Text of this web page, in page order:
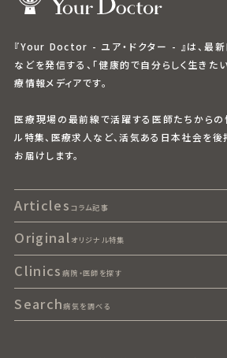
『Your Doctor - ユア・ドクター - 』は、最
などを発信する、「健康的で自分らしく生きた
療情報メディアです。
医療現場の最前線で活躍する医師たちからの
ル特集、医療求人など、活気ある日本社会を後
お届けします。
Articles コラム記事
Original オリジナル特集
Clinics 病院・医師を探す
Search病気を調べる